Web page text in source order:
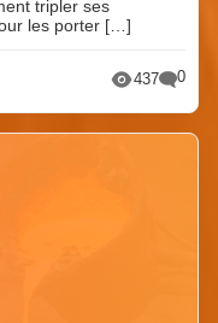
tripler ses
les porter […]
437 0